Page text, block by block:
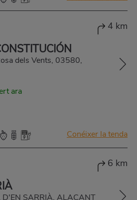
4 km
dels Vents, 03580,
ara
Conéixer la tenda
6 km
SARRIÀ, ALACANT